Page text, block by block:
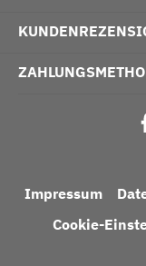
Impressum
Cookie-